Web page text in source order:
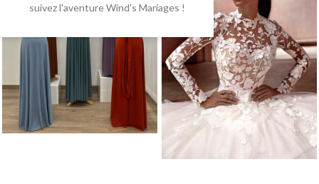
suivez l'aventure Wind's Mariages !